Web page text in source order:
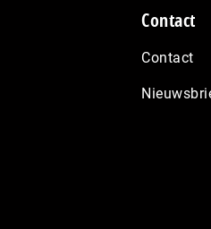
Contact
Contact